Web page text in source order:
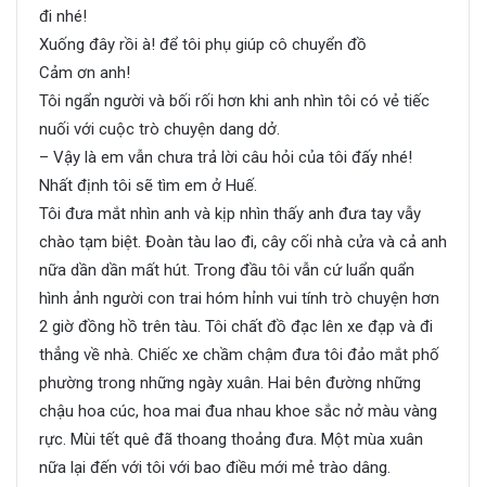
đi nhé!
Xuống đây rồi à! để tôi phụ giúp cô chuyển đồ
Cảm ơn anh!
Tôi ngẩn người và bối rối hơn khi anh nhìn tôi có vẻ tiếc
nuối với cuộc trò chuyện dang dở.
– Vậy là em vẫn chưa trả lời câu hỏi của tôi đấy nhé!
Nhất định tôi sẽ tìm em ở Huế.
Tôi đưa mắt nhìn anh và kịp nhìn thấy anh đưa tay vẫy
chào tạm biệt. Đoàn tàu lao đi, cây cối nhà cửa và cả anh
nữa dần dần mất hút. Trong đầu tôi vẫn cứ luẩn quẩn
hình ảnh người con trai hóm hỉnh vui tính trò chuyện hơn
2 giờ đồng hồ trên tàu. Tôi chất đồ đạc lên xe đạp và đi
thẳng về nhà. Chiếc xe chầm chậm đưa tôi đảo mắt phố
phường trong những ngày xuân. Hai bên đường những
chậu hoa cúc, hoa mai đua nhau khoe sắc nở màu vàng
rực. Mùi tết quê đã thoang thoảng đưa. Một mùa xuân
nữa lại đến với tôi với bao điều mới mẻ trào dâng.